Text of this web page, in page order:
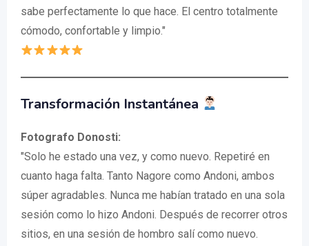
sabe perfectamente lo que hace. El centro totalmente
cómodo, confortable y limpio."
Transformación Instantánea
Fotografo Donosti:
"Solo he estado una vez, y como nuevo. Repetiré en
cuanto haga falta. Tanto Nagore como Andoni, ambos
súper agradables. Nunca me habían tratado en una sola
sesión como lo hizo Andoni. Después de recorrer otros
sitios, en una sesión de hombro salí como nuevo.